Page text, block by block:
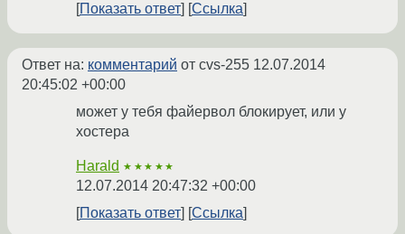
Показать ответ Ссылка
Ответ на: комментарий от cvs-255 12.07.2014
20:45:02 +00:00
может у тебя файервол блокирует, или у
хостера
Harald ★★★★★
12.07.2014 20:47:32 +00:00
Показать ответ
Ссылка